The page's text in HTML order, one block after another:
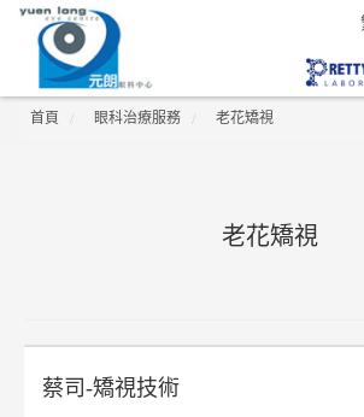
首頁 眼科治療服務 老花矯視
老花矯視
蔡司-矯視技術